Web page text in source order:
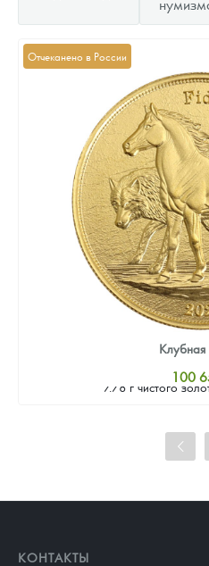
Отчеканено в России
7.78 г чистого
Клубная
100
Цена
КОНТАКТЫ